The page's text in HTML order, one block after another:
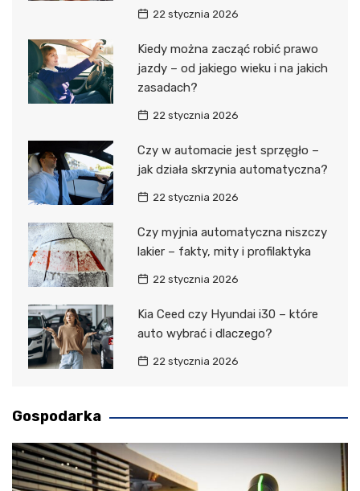
22 stycznia 2026
Kiedy można zacząć robić prawo
jazdy – od jakiego wieku i na jakich
zasadach?
22 stycznia 2026
Czy w automacie jest sprzęgło –
jak działa skrzynia automatyczna?
22 stycznia 2026
Czy myjnia automatyczna niszczy
lakier – fakty, mity i profilaktyka
22 stycznia 2026
Kia Ceed czy Hyundai i30 – które
auto wybrać i dlaczego?
22 stycznia 2026
Gospodarka